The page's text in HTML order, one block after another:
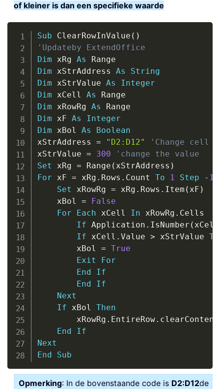
of kleiner is dan een specifieke waarde
Sub ClearRowInValue ( )
'Updateby ExtendOffice
Dim xRg As
Dim xStrAddress As
String
Dim xStrValue As
Integer
Dim xCell As
Dim xRowRg As
Dim xF As
Integer
Dim xBol As
Boolean
xStrAddress = "D2:D12"
'Change cell
xStrValue = 300
'change the value
Set xRg = Range ( xStrAddress )
For xF = xRg . Rows . Count To 1 Step - 1
Set xRowRg = xRg . Rows . Item ( xF )
    xBol
=
False
For
Each xCell In xRowRg . Cells
If Application . IsNumber ( xCell
If xCell . Value > xStrValue
        xBol
= True
Exit
For
End
If
End
If
Next
If xBol Then
        xRowRg
. EntireRow.
End
If
Next
End
Sub
Opmerking: In de bovenstaande code is D2:D12de